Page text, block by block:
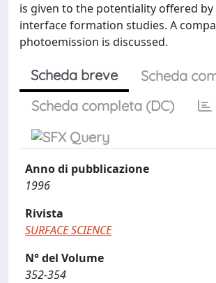
is given to the potentiality offered by
interface formation studies. A
photoemission is discussed.
Scheda breve
Scheda
Scheda completa (DC)
Anno di pubblicazione
1996
Rivista
SURFACE SCIENCE
N° del Volume
352-354